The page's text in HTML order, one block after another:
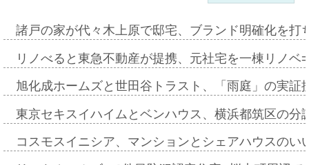
諸戸の家が代々木上原で邸宅、ブランド明確化を
リノべると東急不動産が提携、元社宅を一棟リノ
旭化成ホームズと世田谷トラスト、「雨庭」の実
東京セキスイハイムとベンハウス、横浜都筑区の
コスモスイニシア、マンションとシェアハウスの